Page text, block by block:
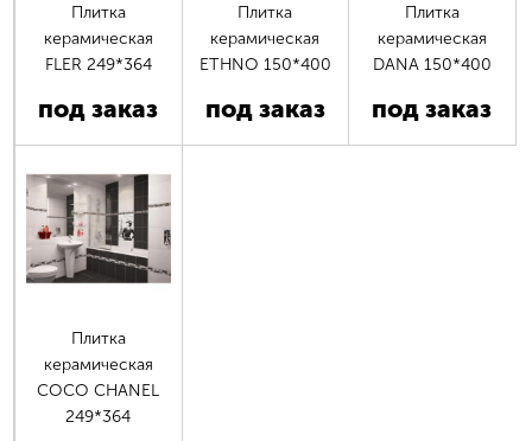
Плитка
керамическая
FLER 249*364
под заказ
Плитка
керамическая
ETHNO 150*400
под заказ
Плитка
керамическая
DANA 150*400
под заказ
Плитка
керамическая
COCO CHANEL
249*364